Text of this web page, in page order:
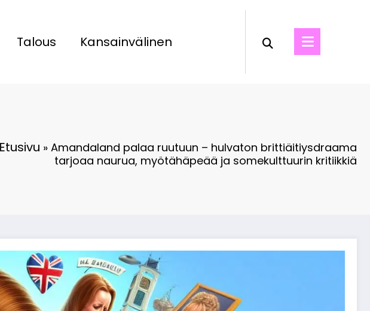
Talous Kansainvälinen
Etusivu » Amandaland palaa ruutuun – hulvaton brittiäitiysdraama
tarjoaa naurua, myötähäpeää ja somekulttuurin kritiikkiä